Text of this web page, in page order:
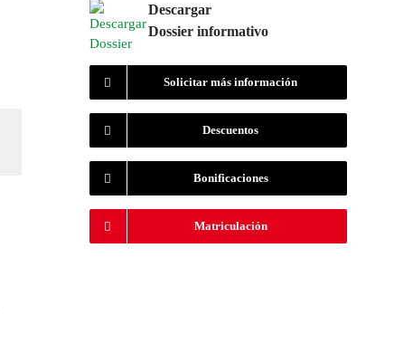
Descargar
Dossier informativo
Solicitar más información
Descuentos
Bonificaciones
Matriculación